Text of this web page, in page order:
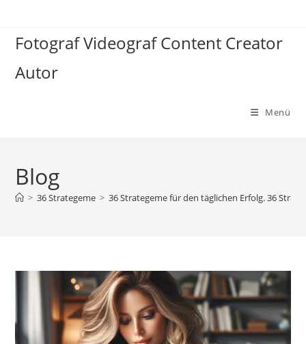
springen
Fotograf Videograf Content Creator
Autor
Menü
Blog
> 36 Strategeme > 36 Strategeme für den täglichen Erfolg. 36